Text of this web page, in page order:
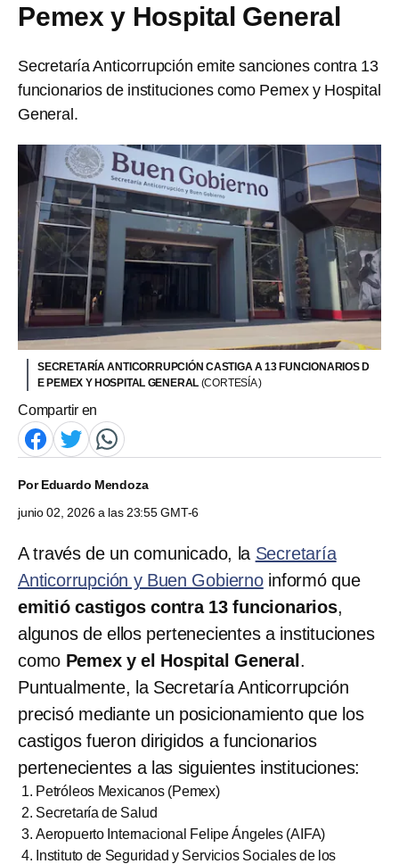
Pemex y Hospital General
Secretaría Anticorrupción emite sanciones contra 13
funcionarios de instituciones como Pemex y Hospital
General.
SECRETARÍA ANTICORRUPCIÓN CASTIGA A 13 FUNCIONARIOS D
E PEMEX Y HOSPITAL GENERAL (CORTESÍA )
Compartir en
PorEduardo Mendoza
junio 02, 2026 a las 23:55 GMT-6
A través de un comunicado, la Secretaría
Anticorrupción y Buen Gobiernoinformó que
emitió castigos contra 13 funcionarios,
algunos de ellos pertenecientes a instituciones
como Pemex y el Hospital General .
Puntualmente, la Secretaría Anticorrupción
precisó mediante un posicionamiento que los
castigos fueron dirigidos a funcionarios
pertenecientes a las siguientes instituciones:
Petróleos Mexicanos (Pemex)
Secretaría de Salud
Aeropuerto Internacional Felipe Ángeles (AIFA)
Instituto de Seguridad y Servicios Sociales de los